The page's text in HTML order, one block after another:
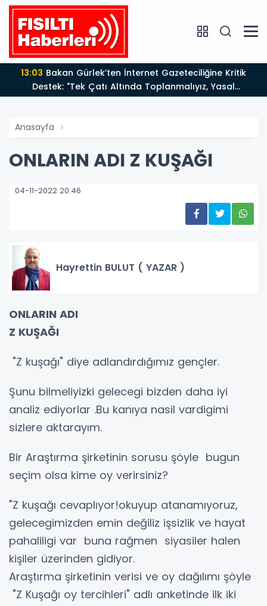
13:03
Destek: "Tek Çatı Altında Toplanmalıyız, Yasal
Düzenlemeye Hazırız"
Anasayfa
ONLARIN ADI Z KUŞAĞI
04-11-2022 20:46
Hayrettin BULUT ( YAZAR )
ONLARIN ADI
Z KUŞAĞI
"Z kuşağı" diye adlandırdığımız gençler.
Şunu bilmeliyizki gelecegi bizden daha iyi
analiz ediyorlar .Bu kanıya nasil vardigimi
sizlere aktarayım.
Bir Araştırma şirketinin sorusu şöyle bugun
seçim olsa kime oy verirsiniz?
"Z kuşağı cevaplıyor!okuyup atanamıyoruz,
gelecegimizden emin değiliz işsizlik ve hayat
pahaliligi var buna rağmen siyasiler halen
kişiler üzerinden gidiyor.
Araştırma şirketinin verisi ve oy dağılımı şöyle
"Z Kuşağı oy tercihleri" adlı anketinde ilk iki